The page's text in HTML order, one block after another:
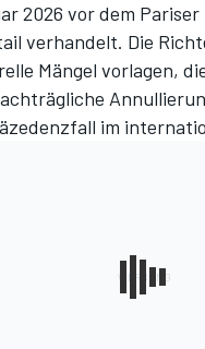
2026 vor dem
verhandelt. Die
Mängel vorlagen,
im